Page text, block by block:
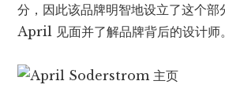
分，因此该品牌明智地设立了这个部
April 见面并了解品牌背后的设计师